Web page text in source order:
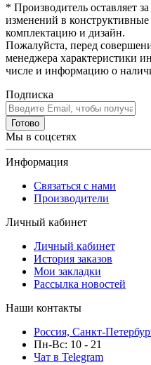
* Производитель оставляет
изменений в конструктивные
комплектацию и дизайн.
Пожалуйста, перед
менеджера характеристики
числе и информацию о
Подписка
Готово
Мы в соцсетях
Информация
Связаться с нами
Производители
Личный кабинет
Личный кабинет
История заказов
Мои закладки
Рассылка новостей
Наши контакты
Россия, Санкт-
Пн-Вс: 10 - 21
Чат в Telegram